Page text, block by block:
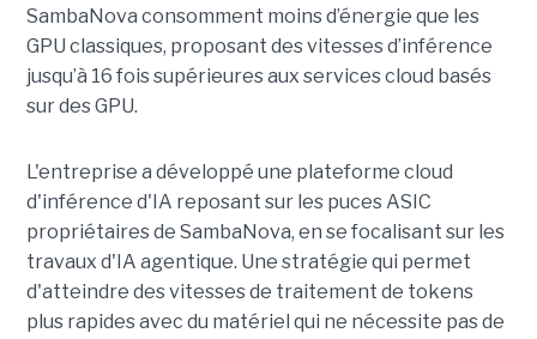
SambaNova consomment moins d’énergie que les
GPU classiques, proposant des vitesses d’inférence
jusqu’à 16 fois supérieures aux services cloud basés
sur des GPU.
L'entreprise a développé une plateforme cloud
d'inférence d'IA reposant sur les puces ASIC
propriétaires de SambaNova, en se focalisant sur les
travaux d'IA agentique. Une stratégie qui permet
d'atteindre des vitesses de traitement de tokens
plus rapides avec du matériel qui ne nécessite pas de